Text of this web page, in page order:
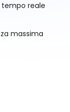
reale
massima